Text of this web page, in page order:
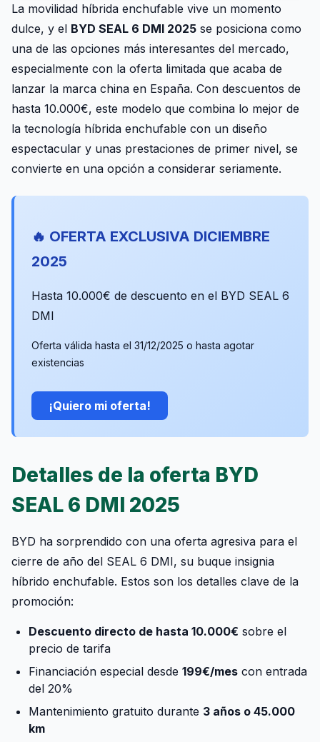
La movilidad híbrida enchufable vive un momento
dulce, y el BYD SEAL 6 DMI 2025 se posiciona como
una de las opciones más interesantes del mercado,
especialmente con la oferta limitada que acaba de
lanzar la marca china en España. Con descuentos de
hasta 10.000€, este modelo que combina lo mejor de
la tecnología híbrida enchufable con un diseño
espectacular y unas prestaciones de primer nivel, se
convierte en una opción a considerar seriamente.
🔥 OFERTA EXCLUSIVA DICIEMBRE
2025
Hasta 10.000€ de descuento en el BYD SEAL 6
DMI
Oferta válida hasta el 31/12/2025 o hasta agotar
existencias
¡Quiero mi oferta!
Detalles de la oferta BYD
SEAL 6 DMI 2025
BYD ha sorprendido con una oferta agresiva para el
cierre de año del SEAL 6 DMI, su buque insignia
híbrido enchufable. Estos son los detalles clave de la
promoción:
Descuento directo de hasta 10.000€ sobre el
precio de tarifa
Financiación especial desde 199€/mes con entrada
del 20%
Mantenimiento gratuito durante 3 años o 45.000
km